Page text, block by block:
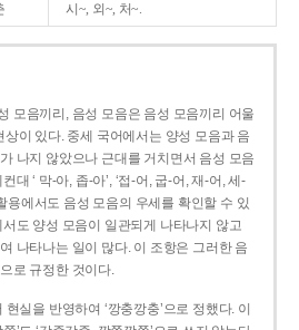
시~, 외~, 처~.
모음끼리, 음성 모음은 음성 모음끼리 어울
이 있다. 중세 국어에서는 양성 모음과 음
나지 않았으나 근대를 거치면서 음성 모음
대 ‘ 막-아, 좁-아’, ‘접-어, 굽-어, 재-어, 세-
용에서도 음성 모음의 우세를 확인할 수 있
도 양성 모음이 일관되게 나타나지 않고
나타나는 일이 많다. 이 조항은 그러한 음
로 규정한 것이다.
실을 반영하여 ‘깡충깡충’으로 정했다. 이